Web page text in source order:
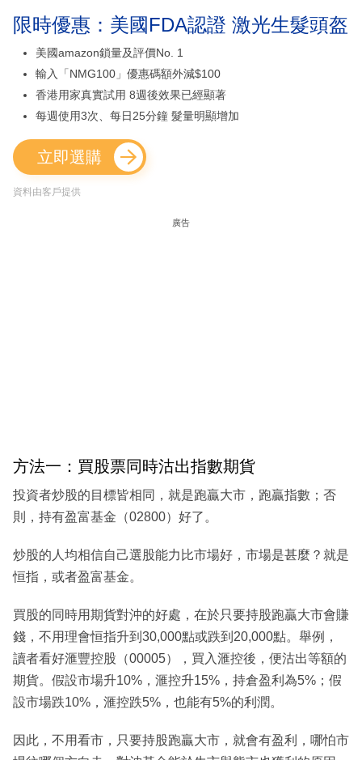
限時優惠：美國FDA認證 激光生髮頭盔
美國amazon鎖量及評價No. 1
輸入「NMG100」優惠碼額外減$100
香港用家真實試用 8週後效果已經顯著
每週使用3次、每日25分鐘 髮量明顯增加
立即選購
資料由客戶提供
廣告
方法一：買股票同時沽出指數期貨
投資者炒股的目標皆相同，就是跑贏大市，跑贏指數；否
則，持有盈富基金（02800）好了。
炒股的人均相信自己選股能力比市場好，市場是甚麼？就是
恒指，或者盈富基金。
買股的同時用期貨對沖的好處，在於只要持股跑贏大市會賺
錢，不用理會恒指升到30,000點或跌到20,000點。舉例，
讀者看好滙豐控股（00005），買入滙控後，便沽出等額的
期貨。假設市場升10%，滙控升15%，持倉盈利為5%；假
設市場跌10%，滙控跌5%，也能有5%的利潤。
因此，不用看市，只要持股跑贏大市，就會有盈利，哪怕市